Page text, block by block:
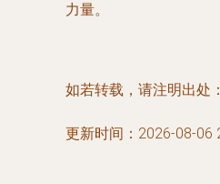
力量。
如若转载，请注明出处
更新时间：2026-08-06